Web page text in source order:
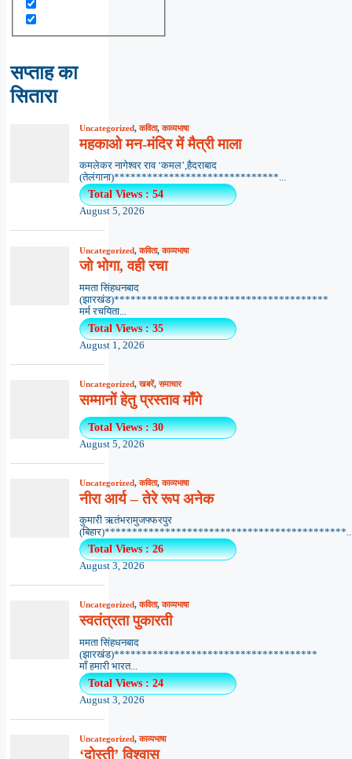
सप्ताह का
सितारा
Uncategorized,कविता,काव्यभाषा
महकाओ मन-मंदिर में मैत्री माला
कमलेकर नागेश्वर राव ‘कमल’,हैदराबाद
(तेलंगाना)******************************...
Total Views : 54
August 5, 2026
Uncategorized,कविता,काव्यभाषा
जो भोगा, वही रचा
ममता सिंहधनबाद
(झारखंड)***************************************
मर्म रचयिता...
Total Views : 35
August 1, 2026
Uncategorized,खबरें,समाचार
सम्मानों हेतु प्रस्ताव माँगे
Total Views : 30
August 5, 2026
Uncategorized,कविता,काव्यभाषा
नीरा आर्य – तेरे रूप अनेक
कुमारी ऋतंभरामुजफ्फरपुर
Total Views : 26
August 3, 2026
Uncategorized,कविता,काव्यभाषा
स्वतंत्रता पुकारती
ममता सिंहधनबाद
(झारखंड)*************************************
माँ हमारी भारत...
Total Views : 24
August 3, 2026
Uncategorized,काव्यभाषा
‘दोस्ती’ विश्वास